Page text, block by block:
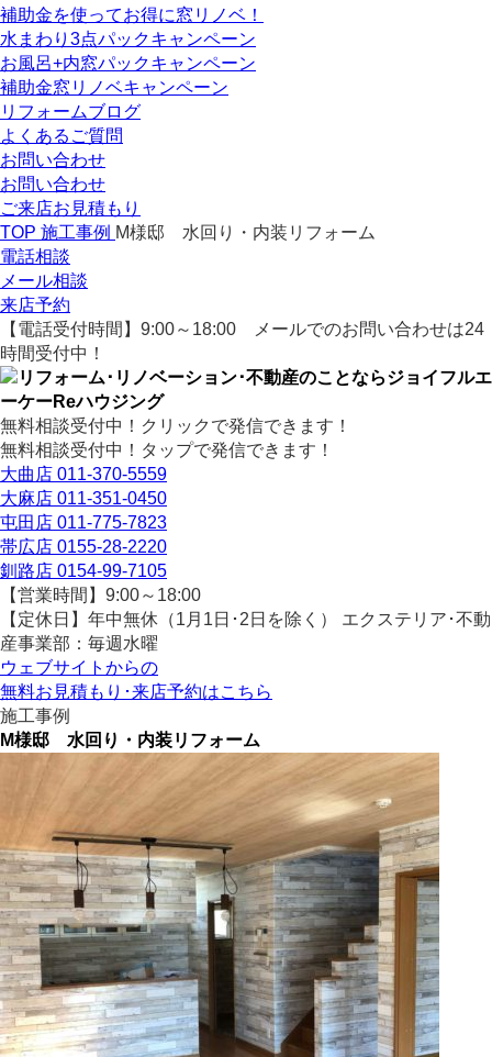
補助金を使ってお得に窓リノベ！
水まわり3点パックキャンペーン
お風呂+内窓パックキャンペーン
補助金窓リノベキャンペーン
リフォームブログ
よくあるご質問
お問い合わせ
お問い合わせ
ご来店お見積もり
TOP 施工事例 M様邸 水回り・内装リフォーム
電話相談
メール相談
来店予約
【電話受付時間】9:00～18:00
メールでのお問い合わせは24
時間受付中！
無料相談受付中！クリックで発信できます！
無料相談受付中！タップで発信できます！
大曲店 011-370-5559
大麻店 011-351-0450
屯田店 011-775-7823
帯広店 0155-28-2220
釧路店 0154-99-7105
【営業時間】9:00～18:00
【定休日】年中無休（1月1日･2日を除く） エクステリア･不動
産事業部：毎週水曜
ウェブサイトからの
無料お見積もり･来店予約はこちら
施工事例
M様邸 水回り・内装リフォーム